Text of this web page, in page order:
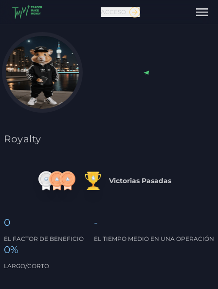
Contáctanos
ACCESO
Royalty
Victorias Pasadas
0
EL FACTOR DE BENEFICIO
-
EL TIEMPO MEDIO EN UNA OPERACIÓN
0%
LARGO/CORTO